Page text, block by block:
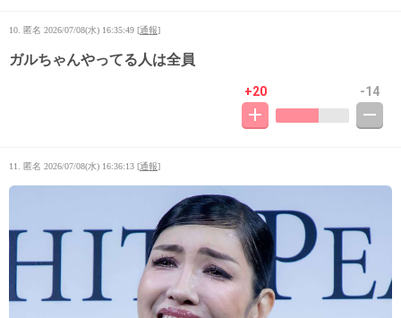
10. 匿名 2026/07/08(水) 16:35:49 [通報]
ガルちゃんやってる人は全員
+20 -14
11. 匿名 2026/07/08(水) 16:36:13 [通報]